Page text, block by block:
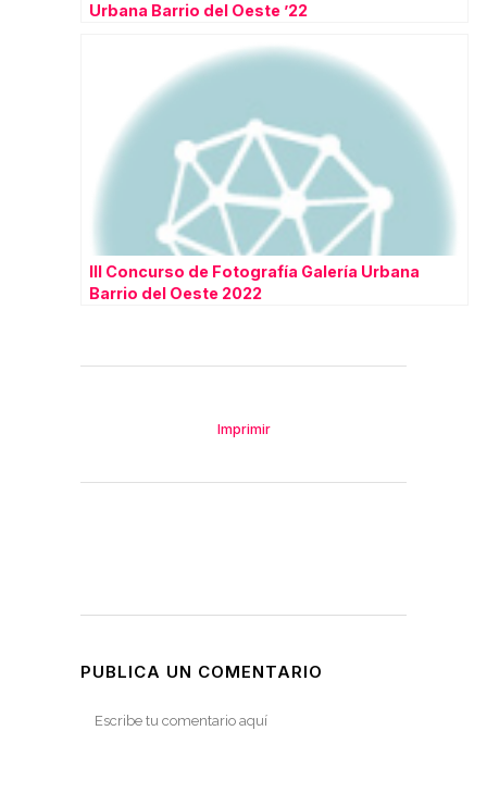
Urbana Barrio del Oeste ’22
III Concurso de Fotografía Galería Urbana
Barrio del Oeste 2022
Imprimir
PUBLICA UN COMENTARIO